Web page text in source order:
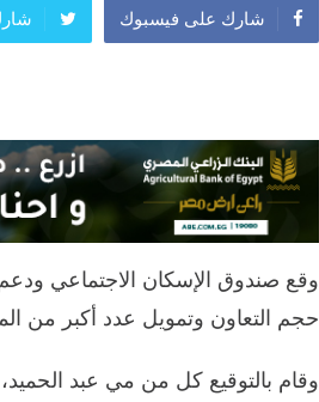
شارك على فيسبوك
حجم التعاون وتمويل عدد أكبر من
وقام بالتوقيع كل من مي عبد